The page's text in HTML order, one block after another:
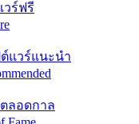
ร์ฟรี
แวร์แนะนำ
ลอดกาล